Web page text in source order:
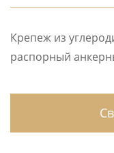
Крепеж из
распорный